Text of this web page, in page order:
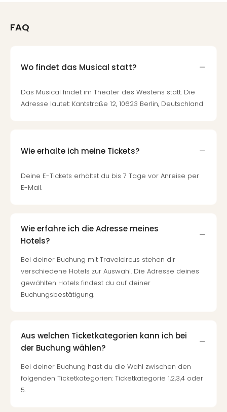
FAQ
Wo findet das Musical statt?
Das Musical findet im Theater des Westens statt. Die
Adresse lautet: Kantstraße 12, 10623 Berlin, Deutschland
Wie erhalte ich meine Tickets?
Deine E-Tickets erhältst du bis 7 Tage vor Anreise per
E-Mail.
Wie erfahre ich die Adresse meines
Hotels?
Bei deiner Buchung mit Travelcircus stehen dir
verschiedene Hotels zur Auswahl. Die Adresse deines
gewählten Hotels findest du auf deiner
Buchungsbestätigung.
Aus welchen Ticketkategorien kann ich bei
der Buchung wählen?
Bei deiner Buchung hast du die Wahl zwischen den
folgenden Ticketkategorien: Ticketkategorie 1,2,3,4 oder
5.